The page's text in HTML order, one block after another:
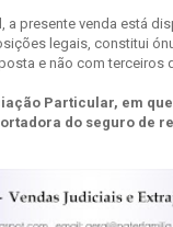
presente venda está
legais, constitui
e não com
Particular, em
do seguro